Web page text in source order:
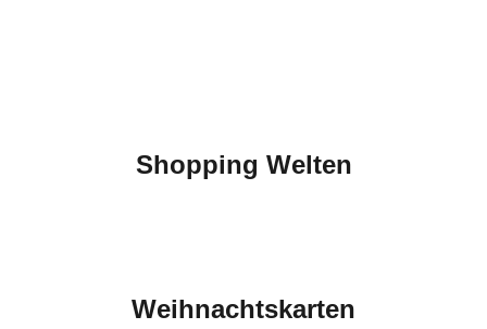
Shopping Welten
Weihnachtskarten